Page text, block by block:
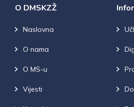
O DMSKZŽ
Naslovna
O nama
O MS-u
Vijesti